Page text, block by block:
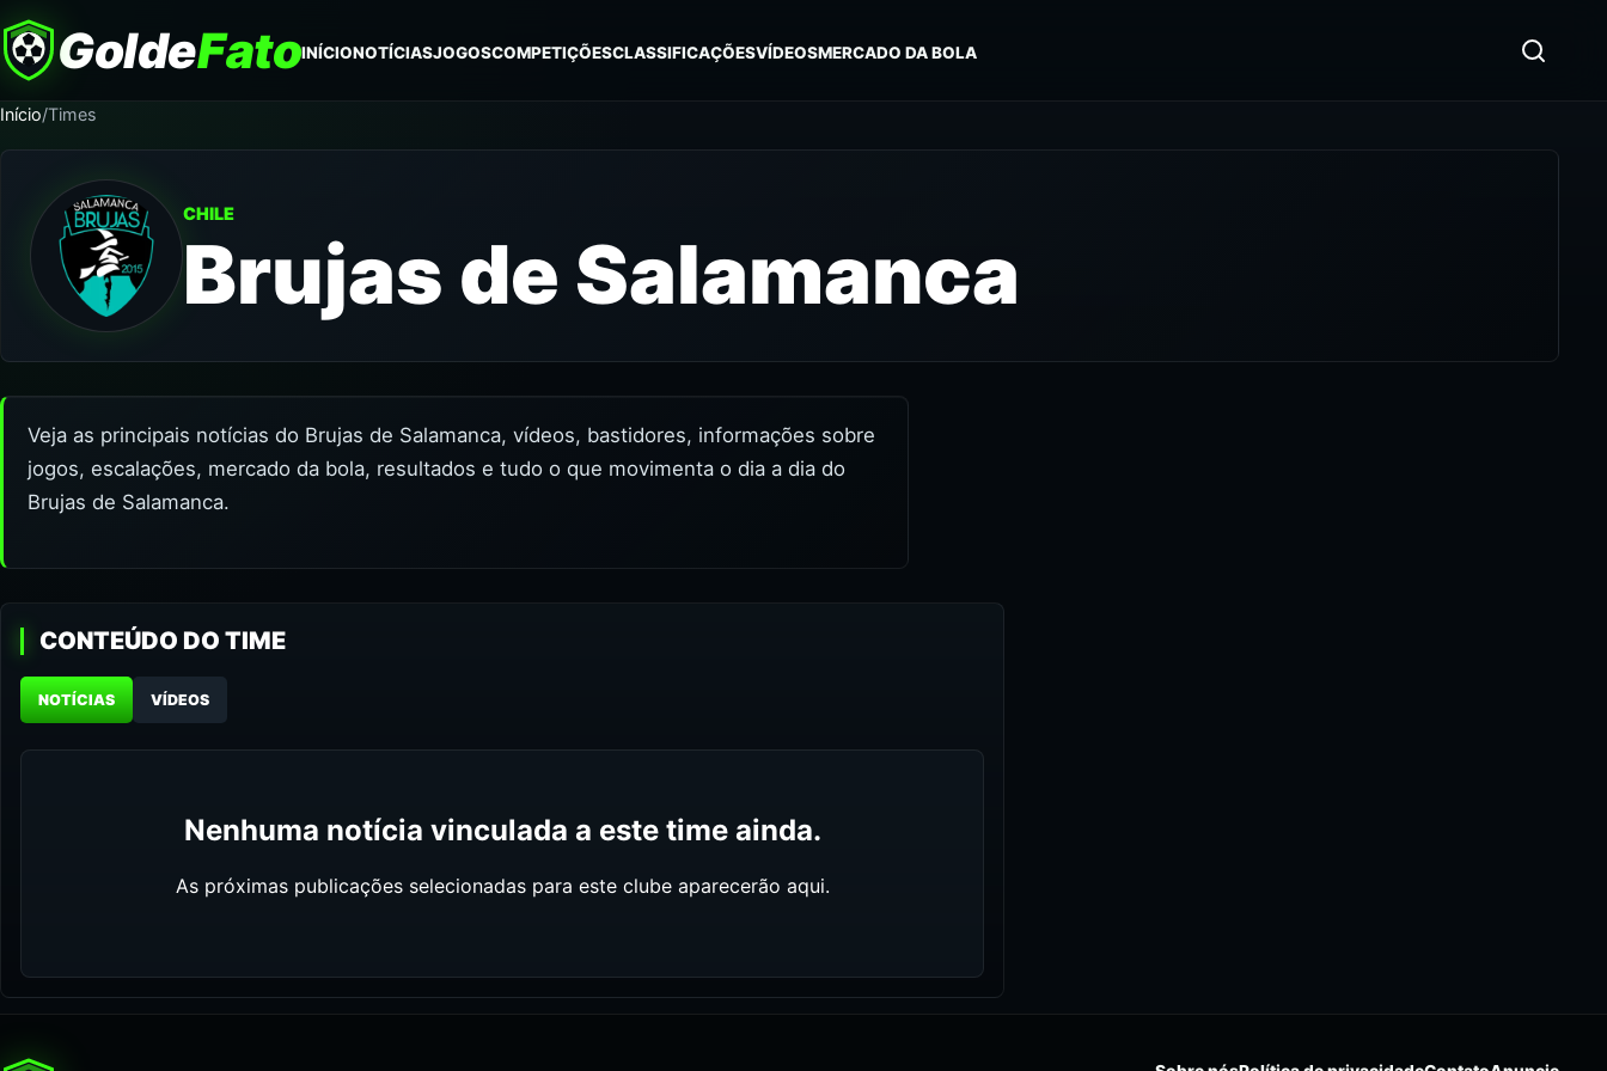
GoldeFatoINÍCIONOTÍCIASJOGOSCOMPETIÇÕESCLASSIFICAÇÕESVÍDEOSMERCADO DA BOLA
Início/Times
CHILE
Brujas de Salamanca
Veja as principais notícias do Brujas de Salamanca, vídeos, bastidores, informações sobre
jogos, escalações, mercado da bola, resultados e tudo o que movimenta o dia a dia do
Brujas de Salamanca.
CONTEÚDO DO TIME
NOTÍCIAS VÍDEOS
Nenhuma notícia vinculada a este time ainda.
As próximas publicações selecionadas para este clube aparecerão aqui.